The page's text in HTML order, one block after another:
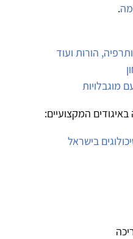
.
הורות ועוד
מוגבלויות
המקצועיים:
בישראל